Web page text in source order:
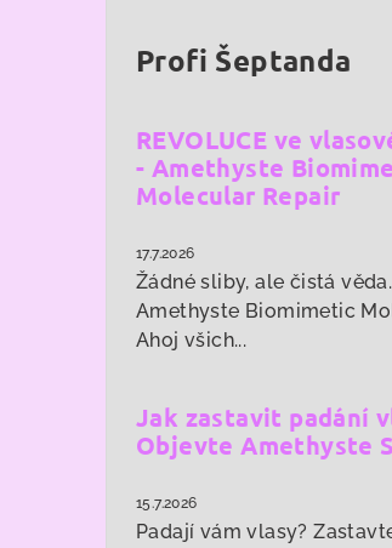
Profi Šeptanda
REVOLUCE ve
- Amethyste
Molecular Repair
17.7.2026
Žádné sliby, ale čistá
Amethyste Biomimetic
Ahoj všich...
Jak zastavit padání
Objevte Amethyste
15.7.2026
Padají vám vlasy?